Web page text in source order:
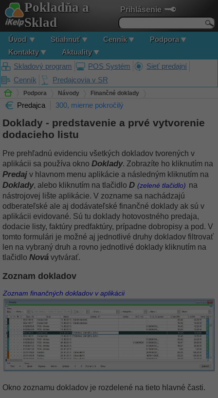
Prihlásenie
Pokladňa a
Sklad
Úvod Stiahnuť Cenník
Podpora
Kontakty
Aktuality
Skladový program
POS Systém
Sieť predajní
Cenník
Predajcovia v SR
Podpora Návody Finančné doklady
Doklady - predstavenie a prvé vytvorenie dodacieho listu
Predajca 300, mierne pokročilý
Doklady - predstavenie a prvé vytvorenie
dodacieho listu
Pre prehľadnú evidenciu všetkých dokladov tvorených v
aplikácii sa používa okno Doklady. Zobrazíte ho kliknutím na
Predaj v hlavnom menu aplikácie a následným kliknutím na
Doklady, alebo kliknutím na tlačidlo D (zelené tlačidlo) na
nástrojovej lište aplikácie. V zozname sa nachádzajú
odberateľské ale aj dodávateľské finančné doklady ak sú v
aplikácii evidované. Sú tu doklady hotovostného predaja,
dodacie listy, faktúry predfaktúry, prípadne dobropisy a pod. V
tomto formulári je možné aj jednotlivé druhy dokladov filtrovať
len na vybraný druh a rovno jednotlivé doklady kliknutím na
tlačidlo Nová vytvárať.
Zoznam dokladov
Zoznam finančných dokladov v aplikácii
Okno zoznamu dokladov je rozdelené na tieto hlavné časti.